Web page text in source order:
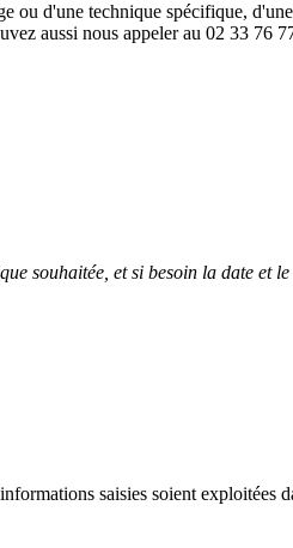
ou d'une technique spécifique,
aussi nous appeler au 02 33 76
souhaitée, et si besoin la date et
saisies soient